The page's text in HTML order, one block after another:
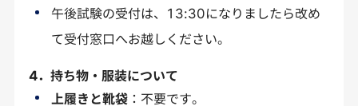
午後試験の受付は、13:30になりましたら改め
て受付窓口へお越しください。
4．持ち物・服装について
上履きと靴袋 ：不要です。